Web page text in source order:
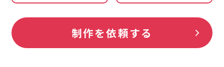
制作を依頼する